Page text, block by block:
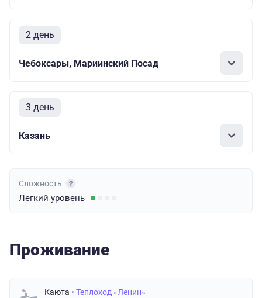
2 день
Чебоксары, Мариинский Посад
3 день
Казань
Сложность
Легкий уровень
Проживание
Каюта • Теплоход «Ленин»